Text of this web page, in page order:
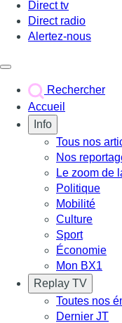
Direct tv
Direct radio
Alertez-nous
Rechercher
Accueil
Info
Tous nos
Nos
Le zoom de
Politique
Mobilité
Culture
Sport
Économie
Mon BX1
Replay TV
Toutes nos
Dernier JT